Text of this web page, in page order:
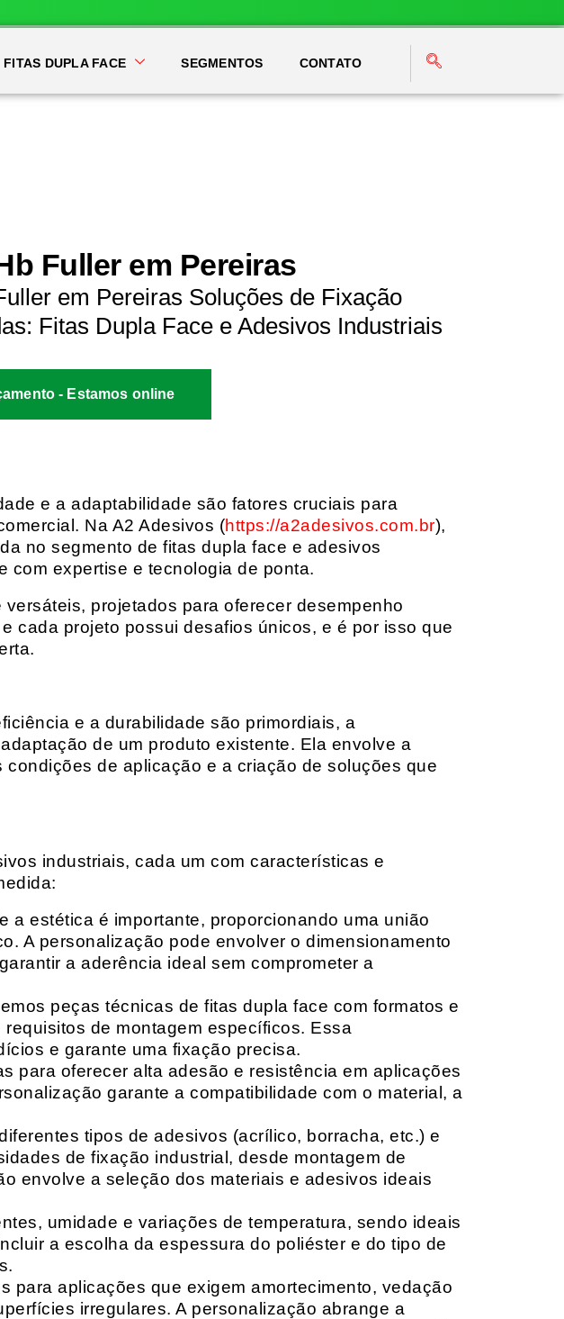
FITAS DUPLA FACE SEGMENTOS CONTATO
Fuller em Pereiras
em Pereiras Soluções de Fixação
Fitas Dupla Face e Adesivos Industriais
- Estamos online
e a adaptabilidade são fatores cruciais para
Na A2 Adesivos (https://a2adesivos.com.br),
no segmento de fitas dupla face e adesivos
com expertise e tecnologia de ponta.
projetados para oferecer desempenho
cada projeto possui desafios únicos, e é por isso que
e a durabilidade são primordiais, a
de um produto existente. Ela envolve a
de aplicação e a criação de soluções que
industriais, cada um com características e
a estética é importante, proporcionando uma união
A personalização pode envolver o dimensionamento
a aderência ideal sem comprometer a
peças técnicas de fitas dupla face com formatos e
de montagem específicos. Essa
e garante uma fixação precisa.
para oferecer alta adesão e resistência em aplicações
garante a compatibilidade com o material, a
tipos de adesivos (acrílico, borracha, etc.) e
de fixação industrial, desde montagem de
envolve a seleção dos materiais e adesivos ideais
umidade e variações de temperatura, sendo ideais
a escolha da espessura do poliéster e do tipo de
para aplicações que exigem amortecimento, vedação
irregulares. A personalização abrange a